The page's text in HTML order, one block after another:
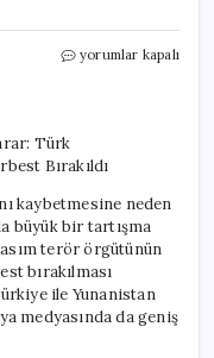
Yunanistan’dan
Terörist
Serbest
Bırakıldı
için
yorumlar kapalı
kaybetmesine neden
büyük bir tartışma
terör örgütünün
bırakılması
ile Yunanistan
medyasında da geniş